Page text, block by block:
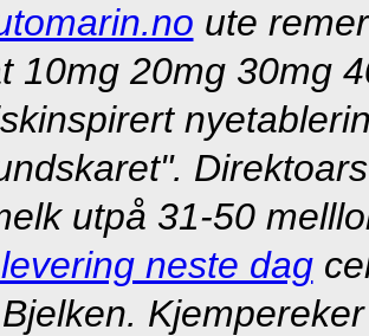
ute
10mg 20mg 30mg
utpå 31-50
neste dag